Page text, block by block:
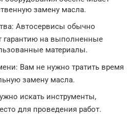
замену масла.
Автосервисы обычно
гарантию на выполненные
материалы.
Вам не нужно тратить время
замену масла.
искать инструменты,
для проведения работ.